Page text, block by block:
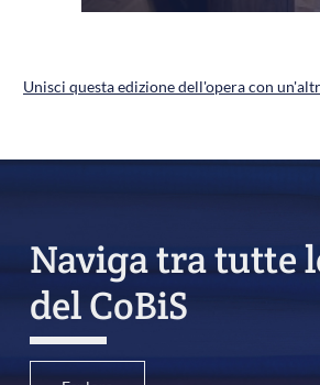
Unisci questa edizione dell'opera con
Naviga tra tutte
del CoBiS